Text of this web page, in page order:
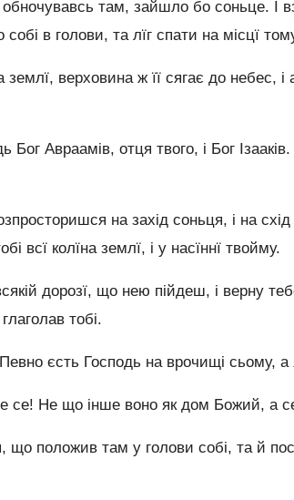
там, зайшло бо соньце. І
в голови, та лїг спати на місцї
верховина ж її сягає до небес, і
Бог Авраамів, отця твого, і Бог
на захід соньця, і на
всї колїна землї, і у насїннї твойму.
дорозї, що нею пійдеш, і верну
тобі.
єсть Господь на врочищі сьому,
се! Не що інше воно як дом Божий, а
що положив там у голови собі, та й